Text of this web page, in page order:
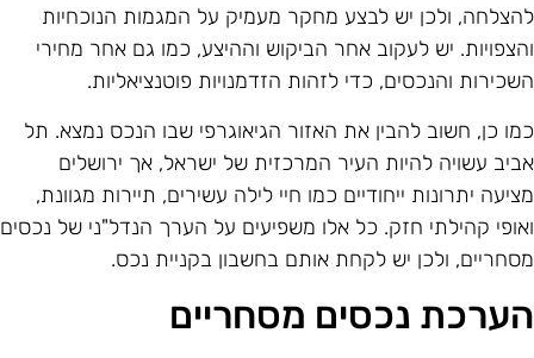
ולכן יש לבצע מחקר מעמיק על המגמות הנוכחיות
יש לעקוב אחר הביקוש וההיצע, כמו גם אחר מחירי
והנכסים, כדי לזהות הזדמנויות פוטנציאליות.
כן, חשוב להבין את האזור הגיאוגרפי שבו הנכס נמצא. תל
עשויה להיות העיר המרכזית של ישראל, אך ירושלים
יתרונות ייחודיים כמו חיי לילה עשירים, תיירות מגוונת,
קהילתי חזק. כל אלו משפיעים על הערך הנדל"ני של נכסים
ולכן יש לקחת אותם בחשבון בקניית נכס.
נכסים מסחריים